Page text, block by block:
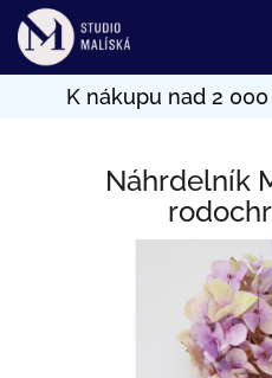
Přejít
obsah
Náhrdelník